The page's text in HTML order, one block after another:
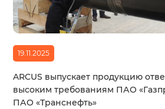
19.11.2025
ARCUS выпускает продукцию
высоким требованиям ПАО
ПАО «Транснефть»